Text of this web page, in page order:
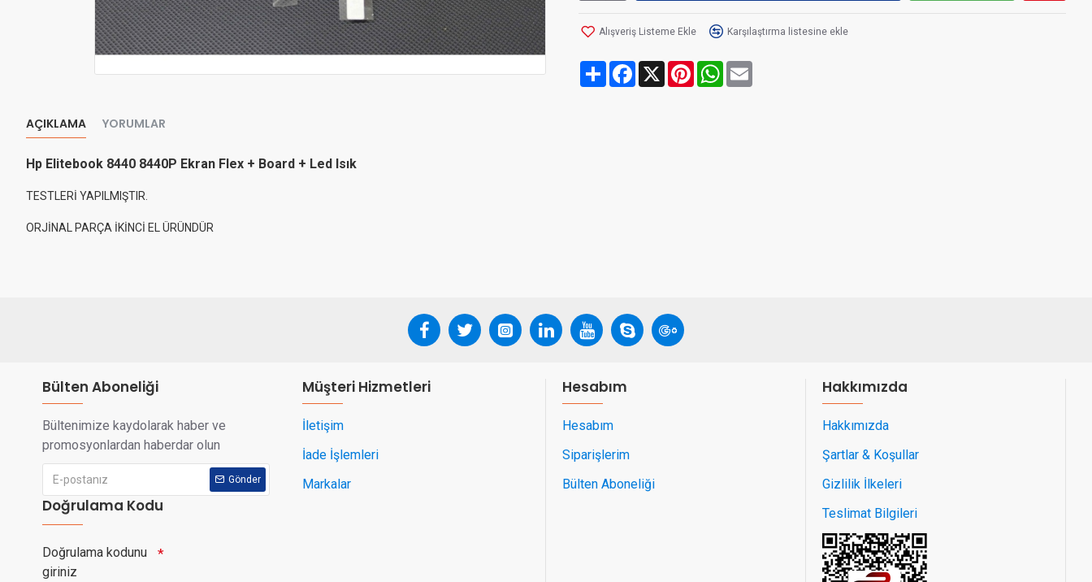
Alışveriş Listeme Ekle Karşılaştırma listesine ekle
Share Facebook
X PinterestWhatsApp
AÇIKLAMA YORUMLAR
Hp Elitebook 8440 8440P Ekran Flex + Board + Led Isık
TESTLERİ YAPILMIŞTIR.
ORJİNAL PARÇA İKİNCİ EL ÜRÜNDÜR
Bülten Aboneliği
Bültenimize kaydolarak haber ve
promosyonlardan haberdar olun
Gönder
Doğrulama Kodu
Doğrulama kodunu
giriniz
Müşteri Hizmetleri
İletişim
İade İşlemleri
Markalar
Hesabım
Hesabım
Siparişlerim
Bülten Aboneliği
Hakkımızda
Hakkımızda
Şartlar & Koşullar
Gizlilik İlkeleri
Teslimat Bilgileri